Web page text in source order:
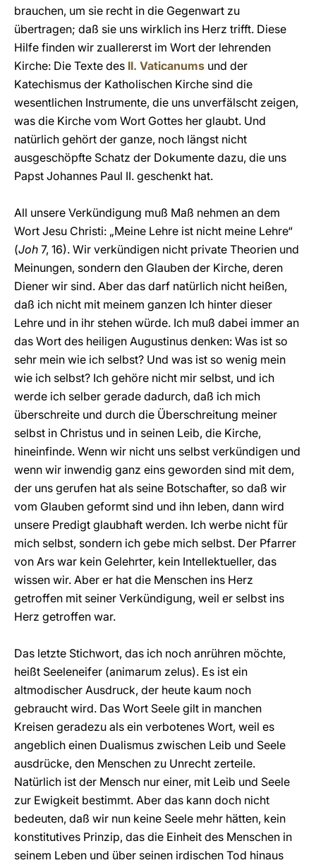
brauchen, um sie recht in die Gegenwart zu
übertragen; daß sie uns wirklich ins Herz trifft. Diese
Hilfe finden wir zuallererst im Wort der lehrenden
Kirche: Die Texte des II. Vaticanums und der
Katechismus der Katholischen Kirche sind die
wesentlichen Instrumente, die uns unverfälscht zeigen,
was die Kirche vom Wort Gottes her glaubt. Und
natürlich gehört der ganze, noch längst nicht
ausgeschöpfte Schatz der Dokumente dazu, die uns
Papst Johannes Paul II. geschenkt hat.
All unsere Verkündigung muß Maß nehmen an dem
Wort Jesu Christi: „Meine Lehre ist nicht meine Lehre“
(Joh 7, 16). Wir verkündigen nicht private Theorien und
Meinungen, sondern den Glauben der Kirche, deren
Diener wir sind. Aber das darf natürlich nicht heißen,
daß ich nicht mit meinem ganzen Ich hinter dieser
Lehre und in ihr stehen würde. Ich muß dabei immer an
das Wort des heiligen Augustinus denken: Was ist so
sehr mein wie ich selbst? Und was ist so wenig mein
wie ich selbst? Ich gehöre nicht mir selbst, und ich
werde ich selber gerade dadurch, daß ich mich
überschreite und durch die Überschreitung meiner
selbst in Christus und in seinen Leib, die Kirche,
hineinfinde. Wenn wir nicht uns selbst verkündigen und
wenn wir inwendig ganz eins geworden sind mit dem,
der uns gerufen hat als seine Botschafter, so daß wir
vom Glauben geformt sind und ihn leben, dann wird
unsere Predigt glaubhaft werden. Ich werbe nicht für
mich selbst, sondern ich gebe mich selbst. Der Pfarrer
von Ars war kein Gelehrter, kein Intellektueller, das
wissen wir. Aber er hat die Menschen ins Herz
getroffen mit seiner Verkündigung, weil er selbst ins
Herz getroffen war.
Das letzte Stichwort, das ich noch anrühren möchte,
heißt Seeleneifer (animarum zelus). Es ist ein
altmodischer Ausdruck, der heute kaum noch
gebraucht wird. Das Wort Seele gilt in manchen
Kreisen geradezu als ein verbotenes Wort, weil es
angeblich einen Dualismus zwischen Leib und Seele
ausdrücke, den Menschen zu Unrecht zerteile.
Natürlich ist der Mensch nur einer, mit Leib und Seele
zur Ewigkeit bestimmt. Aber das kann doch nicht
bedeuten, daß wir nun keine Seele mehr hätten, kein
konstitutives Prinzip, das die Einheit des Menschen in
seinem Leben und über seinen irdischen Tod hinaus